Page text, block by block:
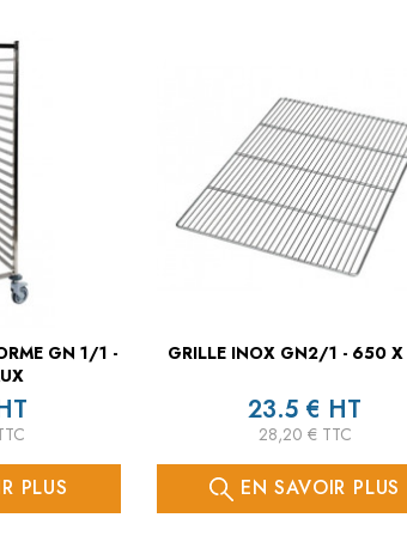
GN 1/1 -
PLUS
GRILLE INOX GN2/1 - 650
23.5 € HT
28,20 € TTC
EN SAVOIR PLUS